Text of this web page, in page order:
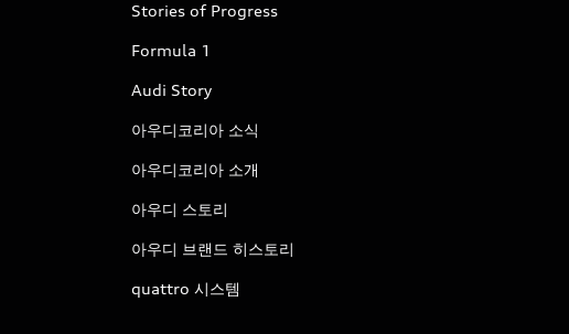
Stories of Progress
Formula 1
Audi Story
아우디코리아 소식
아우디코리아 소개
아우디 스토리
아우디 브랜드 히스토리
quattro 시스템